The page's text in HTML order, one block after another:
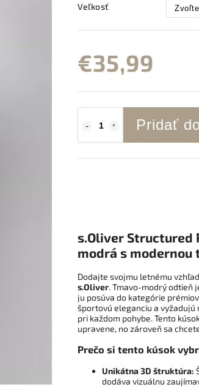
Veľkosť
€35,99
Pridať
s.Oliver Structured
modrá s modernou
Dodajte svojmu letnému
s.Oliver. Tmavo-modrý odtieň
ju posúva do kategórie
športovú eleganciu a
pri každom pohybe. Tento
upravene, no zároveň sa
Prečo si tento kúsok
Unikátna 3D štruktúra:
dodáva vizuálnu